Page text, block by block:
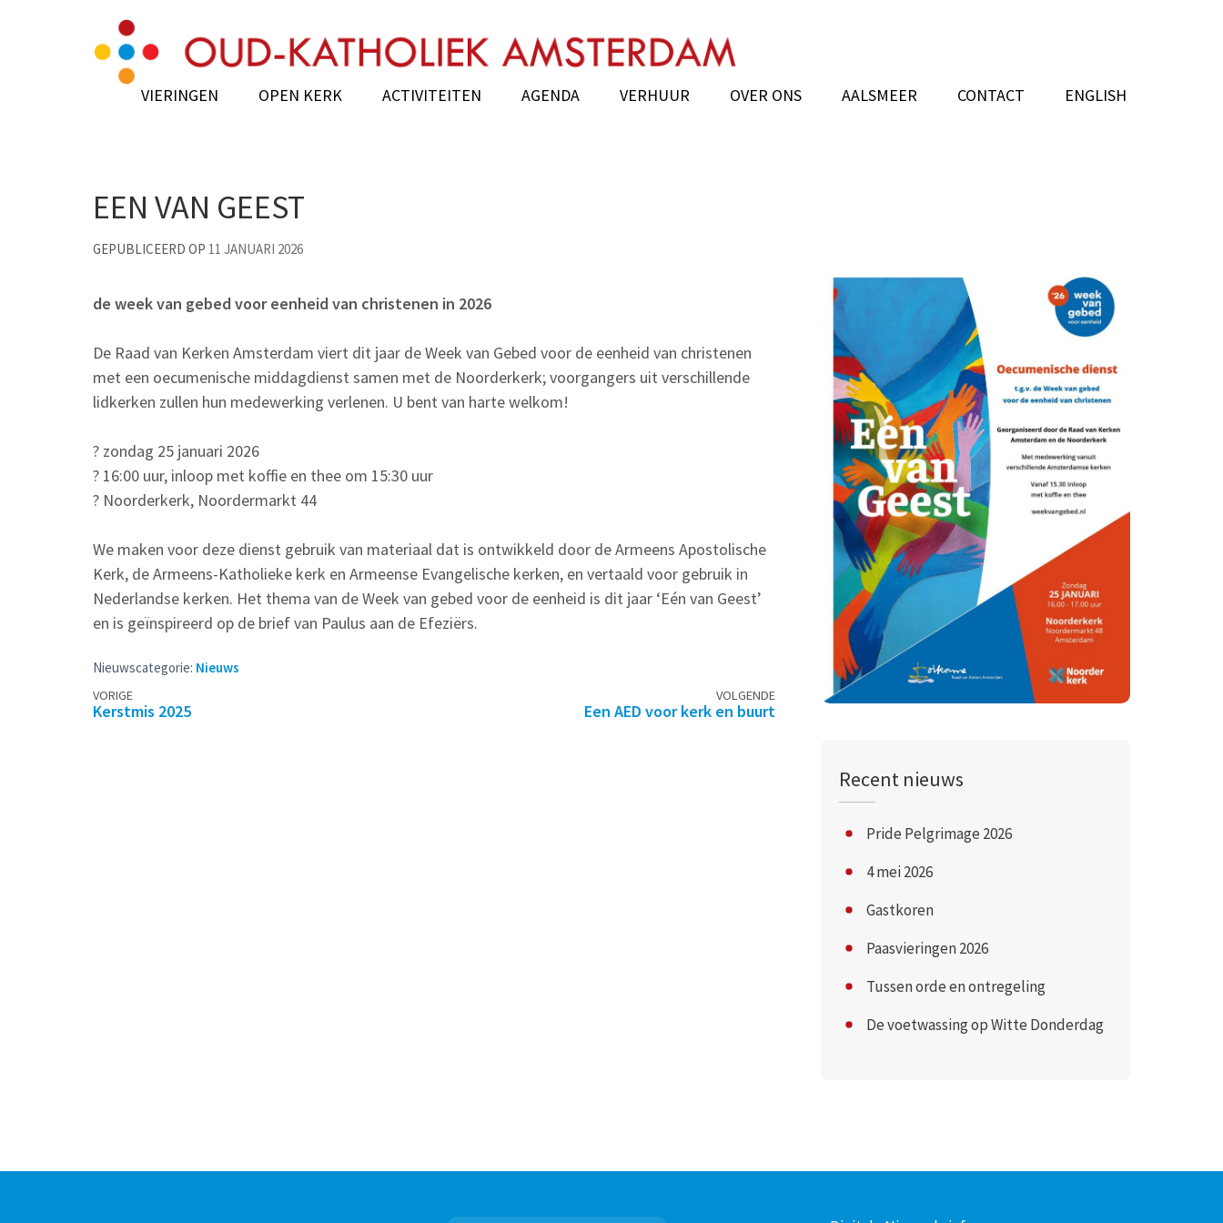
Oud-Katholieke Kerk Amsterdam
VIERINGEN OPEN KERK ACTIVITEITEN AGENDA VERHUUR OVER ONS AALSMEER CONTACT ENGLISH
EEN VAN GEEST
GEPUBLICEERD OP 11 JANUARI 2026
de week van gebed voor eenheid van christenen in 2026
De Raad van Kerken Amsterdam viert dit jaar de Week van Gebed voor de eenheid van christenen
met een oecumenische middagdienst samen met de Noorderkerk; voorgangers uit verschillende
lidkerken zullen hun medewerking verlenen. U bent van harte welkom!
? zondag 25 januari 2026
? 16:00 uur, inloop met koffie en thee om 15:30 uur
? Noorderkerk, Noordermarkt 44
We maken voor deze dienst gebruik van materiaal dat is ontwikkeld door de Armeens Apostolische
Kerk, de Armeens-Katholieke kerk en Armeense Evangelische kerken, en vertaald voor gebruik in
Nederlandse kerken. Het thema van de Week van gebed voor de eenheid is dit jaar ‘Eén van Geest’
en is geïnspireerd op de brief van Paulus aan de Efeziërs.
Nieuwscategorie: Nieuws
Berichtennavigatie
VORIGE
Kerstmis 2025
VOLGENDE
Een AED voor kerk en buurt
Recent nieuws
Pride Pelgrimage 2026
4 mei 2026
Gastkoren
Paasvieringen 2026
Tussen orde en ontregeling
De voetwassing op Witte Donderdag